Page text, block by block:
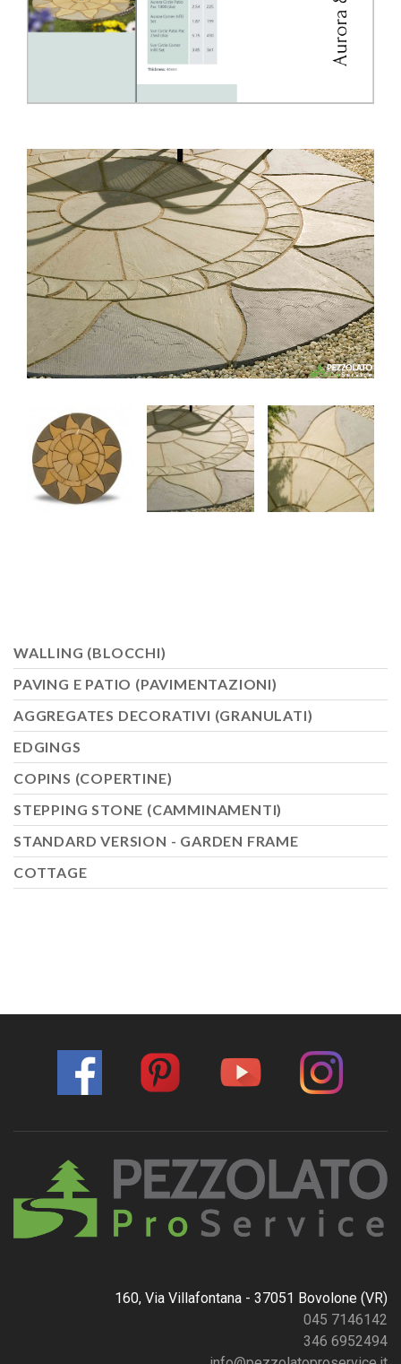
WALLING (BLOCCHI)
PAVING E PATIO (PAVIMENTAZIONI)
AGGREGATES DECORATIVI (GRANULATI)
EDGINGS
COPINS (COPERTINE)
STEPPING STONE (CAMMINAMENTI)
STANDARD VERSION - GARDEN FRAME
COTTAGE
160, Via Villafontana - 37051 Bovolone (VR)
045 7146142
346 6952494